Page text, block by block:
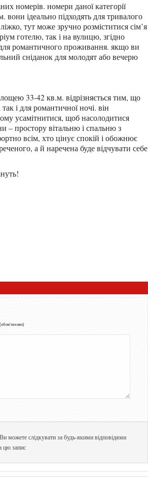
ідеально підходять для тривалого
тут може зручно розміститися сім’я
готелю, так і на вулицю, згідно
романтичного проживання. якщо ви
сніданок для молодят або вечерю
і для романтичної ночі. він
усамітнитися, щоб насолодитися
– простору вітальню і спальню з
всім, хто цінує спокій і обожнює
а й наречена буде відчувати себе
можете слідкувати за будь-якими відповідями
цю запис